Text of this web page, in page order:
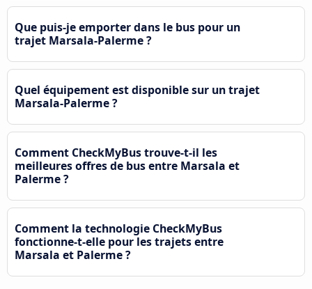
Que puis-je emporter dans le bus pour un
trajet Marsala-Palerme ?
Quel équipement est disponible sur un trajet
Marsala-Palerme ?
Comment CheckMyBus trouve-t-il les
meilleures offres de bus entre Marsala et
Palerme ?
Comment la technologie CheckMyBus
fonctionne-t-elle pour les trajets entre
Marsala et Palerme ?